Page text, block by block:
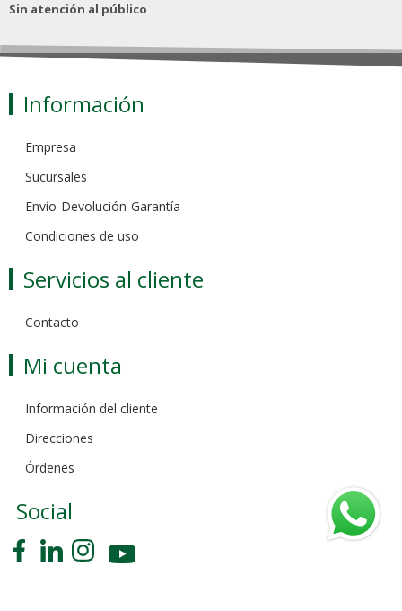
Sin atención al público
Información
Empresa
Sucursales
Envío-Devolución-Garantía
Condiciones de uso
Servicios al cliente
Contacto
Mi cuenta
Información del cliente
Direcciones
Órdenes
Social